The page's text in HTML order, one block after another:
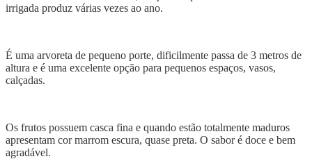
irrigada produz várias vezes ao ano.
É uma arvoreta de pequeno porte, dificilmente passa de 3 metros de
altura e é uma excelente opção para pequenos espaços, vasos,
calçadas.
Os frutos possuem casca fina e quando estão totalmente maduros
apresentam cor marrom escura, quase preta. O sabor é doce e bem
agradável.